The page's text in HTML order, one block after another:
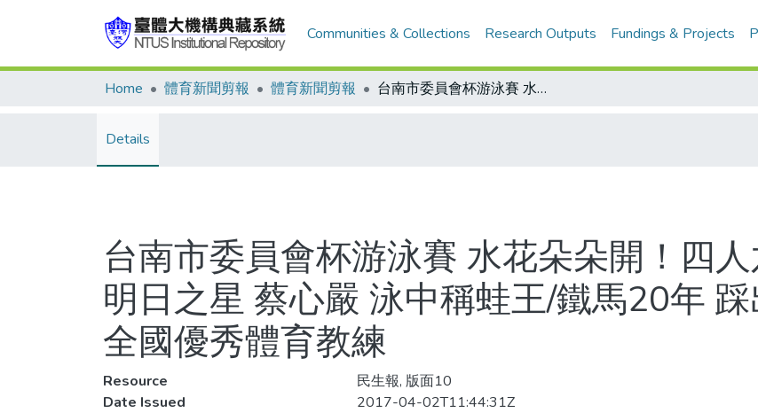
Communities & Collections Research Outputs Fundings & Projects
Home 體育新聞剪報 體育新聞剪報 台南市委員會杯游泳賽 水花朵朵開！四人六項破紀錄成果豐碩/明日之星 蔡心嚴 泳中稱蛙王/鐵馬20年 踩出雄風來 蔣光燦當選全國優秀體育教練
Details
台南市委員會杯游泳賽 水花朵朵開！四
明日之星 蔡心嚴 泳中稱蛙王/鐵馬20年
全國優秀體育教練
Resource
民生報, 版面10
Date Issued
2017-04-02T11:44:31Z